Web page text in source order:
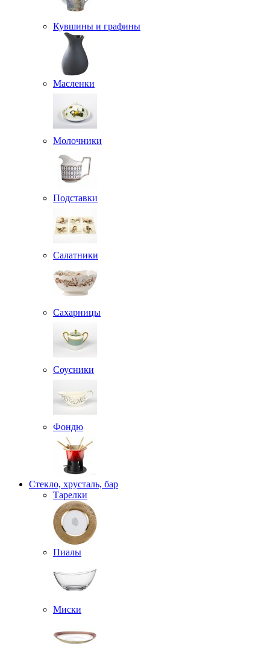
Кувшины и графины
Масленки
Молочники
Подставки
Салатники
Сахарницы
Соусники
Фондю
Стекло, хрусталь, бар
Тарелки
Пиалы
Миски